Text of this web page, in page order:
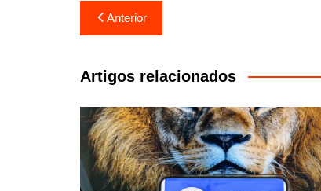
Navegação
de
Post
Anterior
Artigos relacionados